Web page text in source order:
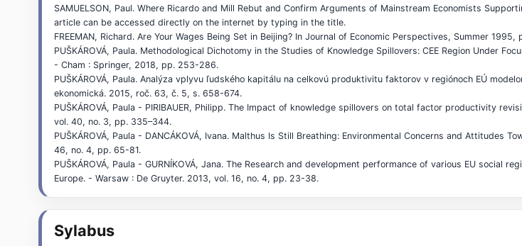
SAMUELSON, Paul. Where Ricardo and Mill Rebut and Confirm Arguments of Mainstream Economists
article can be accessed directly on the internet by typing in the title.
FREEMAN, Richard. Are Your Wages Being Set in Beijing? In Journal of Economic Perspectives, Summer 1995,
PUŠKÁROVÁ, Paula. Methodological Dichotomy in the Studies of Knowledge Spillovers: CEE Region Under
- Cham : Springer, 2018, pp. 253-286.
PUŠKÁROVÁ, Paula. Analýza vplyvu ľudského kapitálu na celkovú produktivitu faktorov v regiónoch EÚ
ekonomická. 2015, roč. 63, č. 5, s. 658-674.
PUŠKÁROVÁ, Paula - PIRIBAUER, Philipp. The Impact of knowledge spillovers on total factor productivity
vol. 40, no. 3, pp. 335–344.
PUŠKÁROVÁ, Paula - DANCÁKOVÁ, Ivana. Malthus Is Still Breathing: Environmental Concerns and Attitudes
46, no. 4, pp. 65-81.
PUŠKÁROVÁ, Paula - GURNÍKOVÁ, Jana. The Research and development performance of various EU social
Europe. - Warsaw : De Gruyter. 2013, vol. 16, no. 4, pp. 23-38.
Sylabus